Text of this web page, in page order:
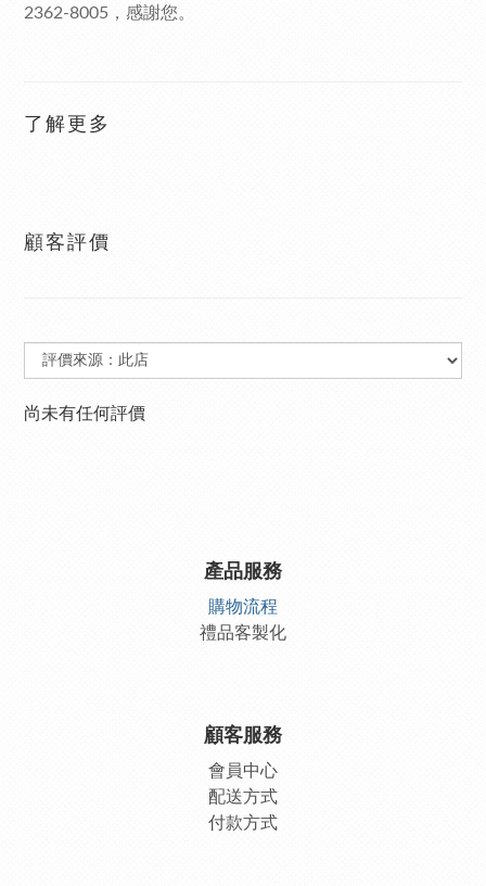
2362-8005 ，感謝您。
了解更多
顧客評價
尚未有任何評價
產品服務
購物流程
禮品客製化
顧客服務
會員中心
配送方式
付款方式